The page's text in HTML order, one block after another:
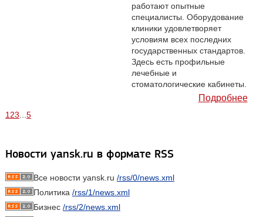
работают опытные
специалисты. Оборудование
клиники удовлетворяет
условиям всех последних
государственных стандартов.
Здесь есть профильные
лечебные и
стоматологические кабинеты.
Подробнее
1 23 5
Новости yansk.ru в формате RSS
Все новости yansk.ru /rss/0/news.xml
Политика /rss/1/news.xml
Бизнес /rss/2/news.xml